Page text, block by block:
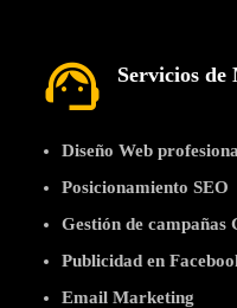
support_agent Servicios
Diseño Web
Posicionamiento SEO
Gestión de campañas
Publicidad en
Email Marketing